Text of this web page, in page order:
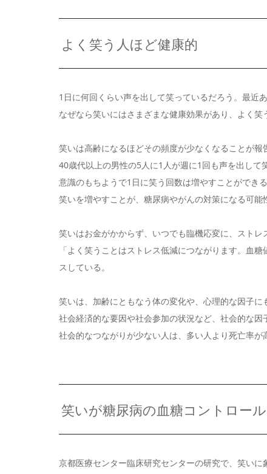
よく笑う人ほど健康的
1日に何回くらい声を出して笑っているだろう。最近
なぜなら笑いにはさまざまな健康効果があり、よく笑
笑いは高齢になるほどその頻度が少なくなることが報
40歳代以上の男性の5人に1人が週に1回も声を出して
意識のもちようで1日に笑う回数は増やすことができ
笑いを増やすことが、糖尿病やがんの対策になる可能
笑いはお金がかからず、いつでも臨機応変に、ストレ
「よく笑うことはストレス低減につながります。血
スしている。
笑いは、加齢にともなう体の変化や、心理的な因子に
社会経済的な要因や社会参加の状況など、社会的な因
社会的なつながりが少ない人は、多い人より死亡率が
笑いが糖尿病の血糖コントロー
京都医療センター臨床研究センターの研究で、笑い